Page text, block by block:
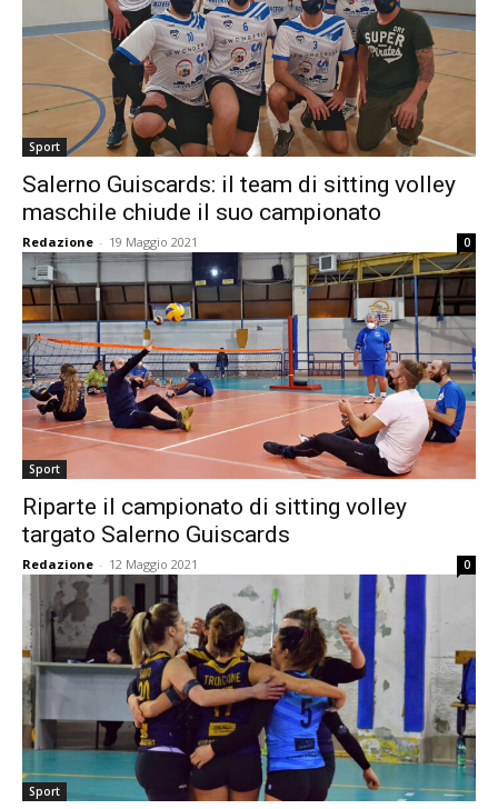
Sport
Salerno Guiscards: il team di sitting volley
maschile chiude il suo campionato
Redazione - 19 Maggio 2021 0
Sport
Riparte il campionato di sitting volley
targato Salerno Guiscards
Redazione - 12 Maggio 2021 0
Sport